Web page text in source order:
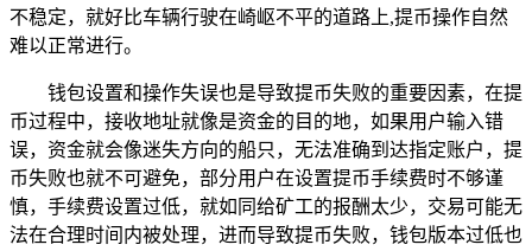
不稳定，就好比车辆行驶在崎岖不平的道路上,提币操作自然
难以正常进行。
钱包设置和操作失误也是导致提币失败的重要因素，在提
币过程中，接收地址就像是资金的目的地，如果用户输入错
误，资金就会像迷失方向的船只，无法准确到达指定账户，提
币失败也就不可避免，部分用户在设置提币手续费时不够谨
慎，手续费设置过低，就如同给矿工的报酬太少，交易可能无
法在合理时间内被处理，进而导致提币失败，钱包版本过低也